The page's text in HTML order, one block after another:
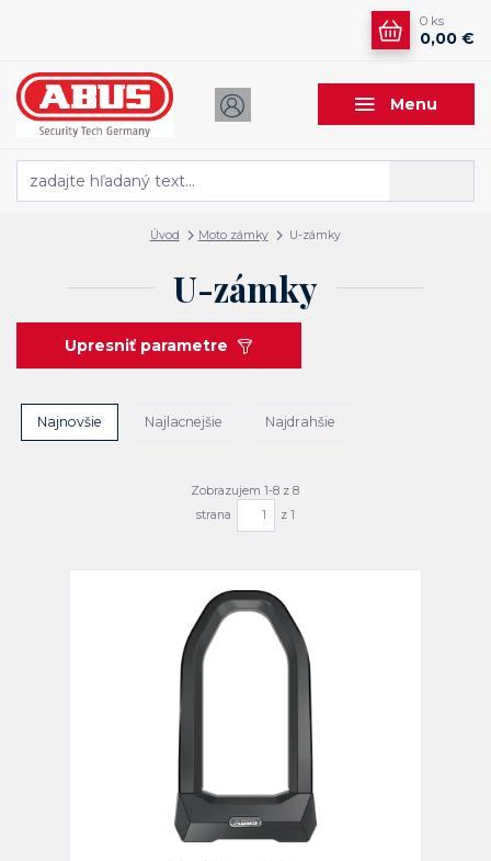
Menu
0 ks
0,00 €
Úvod Moto zámky U-zámky
U-zámky
Upresniť parametre
Najnovšie Najlacnejšie Najdrahšie
Zobrazujem 1-8 z 8
strana
z 1